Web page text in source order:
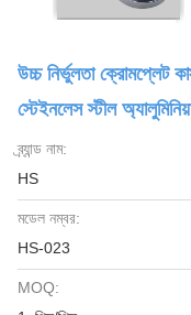
উচ্চ নির্ভুলতা ক্রোমপ্লেট
স্টেইনলেস স্টীল
ব্র্যান্ড নাম:
HS
মডেল নম্বর:
HS-023
MOQ: